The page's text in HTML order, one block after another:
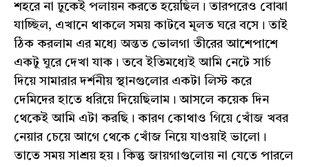
শহরে না ঢুকেই পলায়ন করতে হয়েছিল। তারপরেও বোঝা
যাচ্ছিল, এখানে থাকলে সময় কাটবে মূলত ঘরে বসে। তাই
ঠিক করলাম এর মধ্যে অন্তত ভোলগা তীরের আশেপাশে
একটু ঘুরে দেখা যাক। তবে ইতিমধ্যেই আমি নেটে সার্চ
দিয়ে সামারার দর্শনীয় স্থানগুলোর একটা লিস্ট করে
দেমিদের হাতে ধরিয়ে দিয়েছিলাম। আসলে কয়েক দিন
থেকেই আমি এটা করছি। কারণ কোথাও গিয়ে খোঁজ খবর
নেয়ার চেয়ে আগে থেকে খোঁজ নিয়ে যাওয়াই ভালো।
তাতে সময় সাশ্রয় হয়। কিন্তু জায়গাগুলোয় না যেতে পারলে